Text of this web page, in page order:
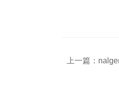
上一篇： nalgene